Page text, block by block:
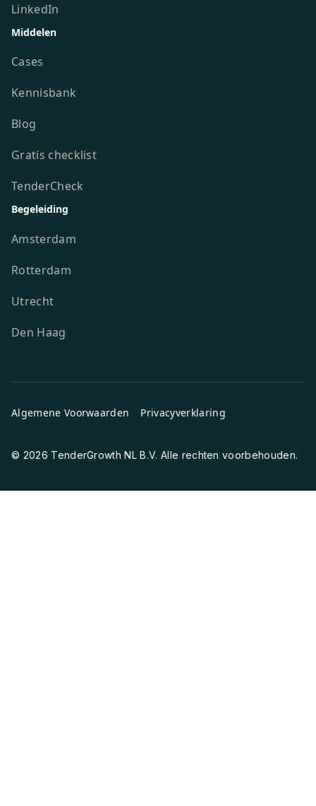
LinkedIn
Middelen
Cases
Kennisbank
Blog
Gratis checklist
TenderCheck
Begeleiding
Amsterdam
Rotterdam
Utrecht
Den Haag
© 2026 TenderGrowth NL B.V. Alle rechten voorbehouden.
Algemene Voorwaarden Privacyverklaring